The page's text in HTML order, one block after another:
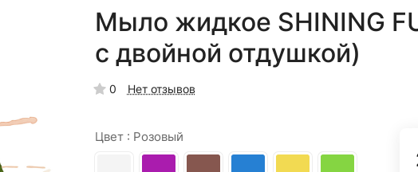
Мыло жидкое SHINING
с двойной отдушкой)
0 Нет отзывов
Цвет : Розовый